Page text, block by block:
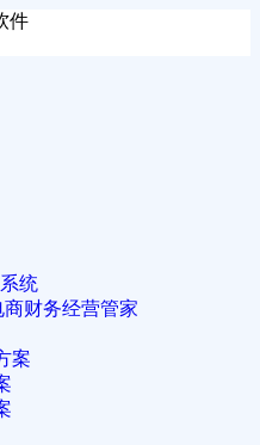
统
商财务经营管家
案